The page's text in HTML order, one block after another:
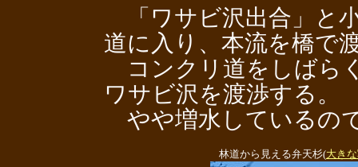
「ワサビ沢出合」と
道に入り、本流を橋で
コンクリ道をしばら
ワサビ沢を渡渉する。
やや増水しているの
林道から見える弁天杉(大き